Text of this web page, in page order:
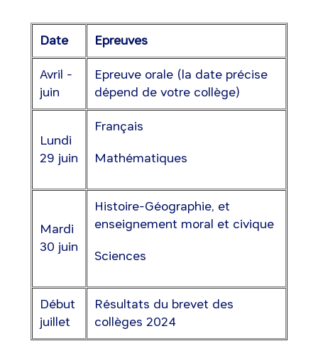
Date Epreuves
Avril -
juin
Epreuve orale (la date précise
dépend de votre collège)
Lundi
29 juin
Français
Mathématiques
Mardi
30 juin
Histoire-Géographie, et
enseignement moral et civique
Sciences
Début
juillet
Résultats du brevet des
collèges 2024